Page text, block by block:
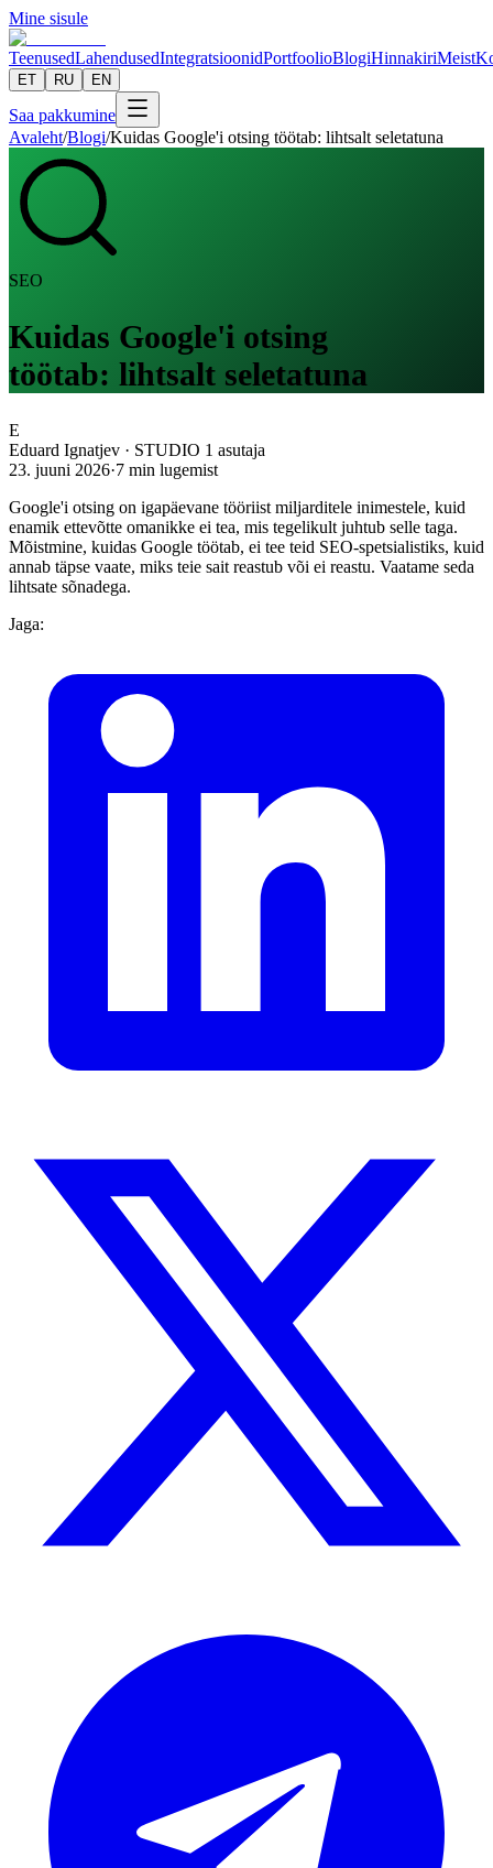
Mine sisule
TeenusedLahendusedIntegratsioonidPortfoolioBlogiHinnakiriMeist
ET RU EN
Saa pakkumine
Avaleht/Blogi/Kuidas Google'i otsing töötab: lihtsalt seletatuna
SEO
Kuidas Google'i otsing
töötab: lihtsalt seletatuna
E
Eduard Ignatjev · STUDIO 1 asutaja
23. juuni 2026·7 min lugemist
Google'i otsing on igapäevane tööriist miljarditele inimestele, kuid
enamik ettevõtte omanikke ei tea, mis tegelikult juhtub selle taga.
Mõistmine, kuidas Google töötab, ei tee teid SEO-spetsialistiks, kuid
annab täpse vaate, miks teie sait reastub või ei reastu. Vaatame seda
lihtsate sõnadega.
Jaga: